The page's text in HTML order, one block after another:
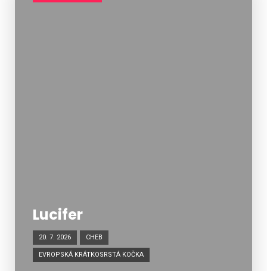
Lucifer
20. 7. 2026 CHEB
EVROPSKÁ KRÁTKOSRSTÁ KOČKA